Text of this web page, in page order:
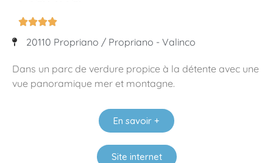

20110 Propriano / Propriano - Valinco
Dans un parc de verdure propice à la détente avec une
vue panoramique mer et montagne.
En savoir +
Site internet